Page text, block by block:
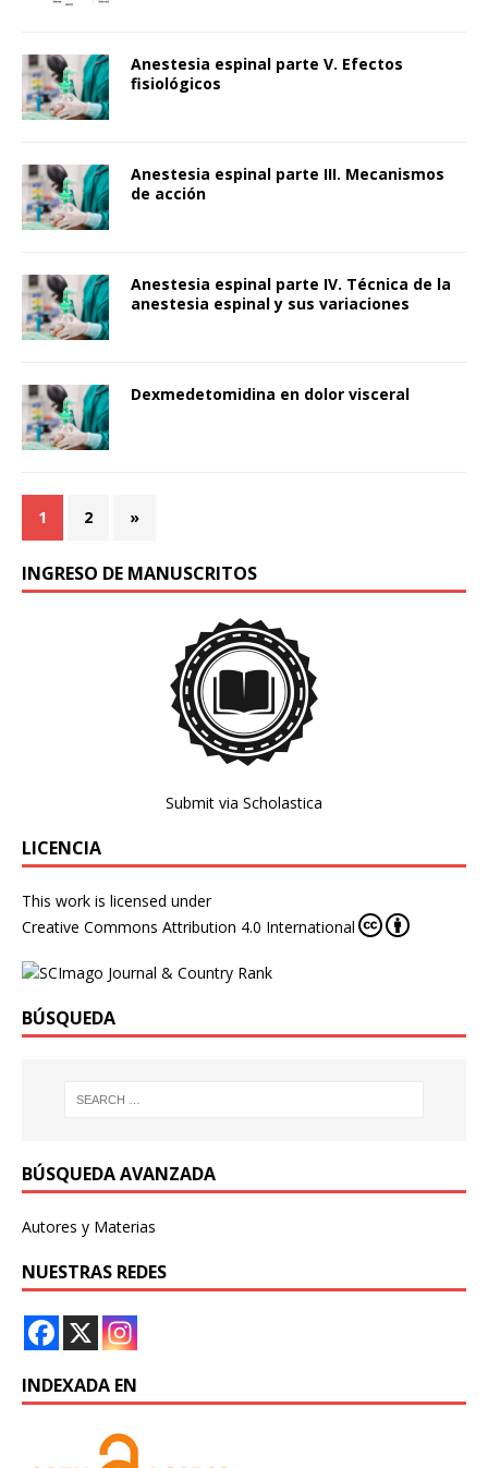
Anestesia espinal parte V. Efectos
fisiológicos
Anestesia espinal parte III. Mecanismos
de acción
Anestesia espinal parte IV. Técnica de la
anestesia espinal y sus variaciones
Dexmedetomidina en dolor visceral
1 2 »
INGRESO DE MANUSCRITOS
Submit via Scholastica
LICENCIA
This work is licensed under
Creative Commons Attribution 4.0 International
BÚSQUEDA
BÚSQUEDA AVANZADA
Autores y Materias
NUESTRAS REDES
INDEXADA EN